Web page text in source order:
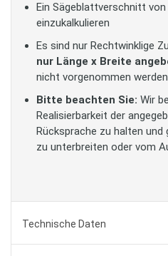
Ein Sägeblattverschnitt
einzukalkulieren
Es sind nur Rechtwinklige
nur Länge x Breite
nicht vorgenommen
Bitte beachten Sie: Wir
Realisierbarkeit der
Rücksprache zu halten
zu unterbreiten oder vom
Technische Daten